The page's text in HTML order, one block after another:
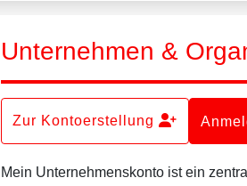
Unternehmen &
Zur Kontoerstellung
Mein Unternehmenskonto ist ein